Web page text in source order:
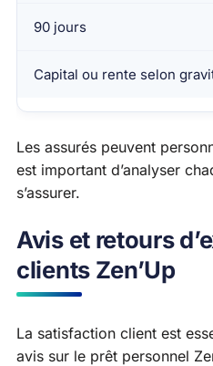
90 jours
Capital ou rente selon
Les assurés peuvent
est important d’analyser
s’assurer.
Avis et retours
clients Zen’Up
La satisfaction client est
avis sur le prêt personnel